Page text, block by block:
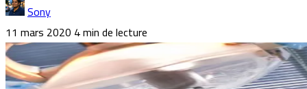
Sony
11 mars 2020 4 min de lecture